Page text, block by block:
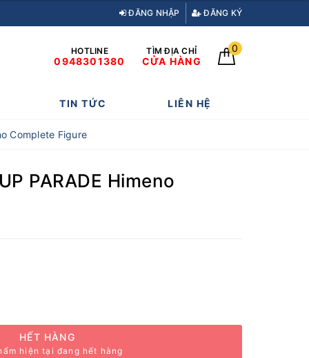
ĐĂNG NHẬP ĐĂNG KÝ
HOTLINE
0948301380
TÌM ĐỊA CHỈ
CỬA HÀNG
0
TIN TỨC LIÊN HỆ
Complete Figure
PARADE Himeno
HẾT HÀNG
hiện tại đang hết hàng